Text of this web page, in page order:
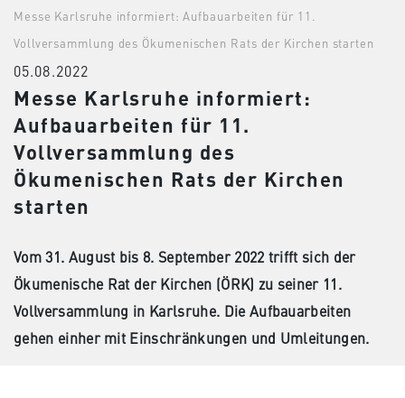
Messe Karlsruhe informiert: Aufbauarbeiten für 11.
Vollversammlung des Ökumenischen Rats der Kirchen starten
05.08.2022
Messe Karlsruhe informiert:
Aufbauarbeiten für 11.
Vollversammlung des
Ökumenischen Rats der Kirchen
starten
Vom 31. August bis 8. September 2022 trifft sich der
Ökumenische Rat der Kirchen (ÖRK) zu seiner 11.
Vollversammlung in Karlsruhe. Die Aufbauarbeiten
gehen einher mit Einschränkungen und Umleitungen.